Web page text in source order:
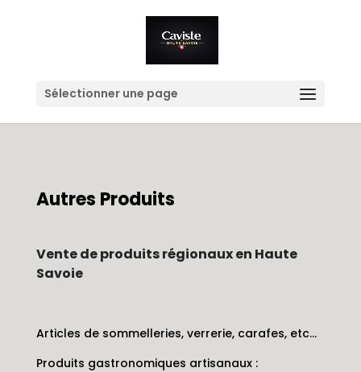
Sélectionner une page
Autres Produits
Vente de produits régionaux en Haute
Savoie
Articles de sommelleries, verrerie, carafes, etc…
Produits gastronomiques artisanaux :